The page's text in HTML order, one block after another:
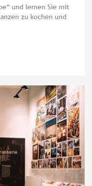
und lernen Sie mit
zu kochen und